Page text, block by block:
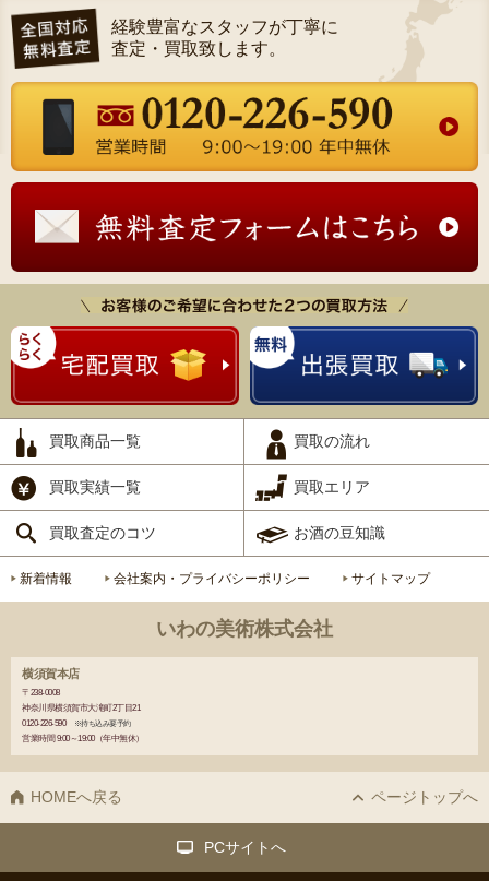
経験豊富なスタッフが丁寧に
査定・買取致します。
買取商品一覧 買取の流れ
買取実績一覧 買取エリア
買取査定のコツ お酒の豆知識
新着情報 会社案内・プライバシーポリシー サイトマップ
いわの美術株式会社
横須賀本店
〒238-0008
神奈川県横須賀市大滝町2丁目21
0120-226-590
※持ち込み要予約
営業時間 9:00～19:00（年中無休）
HOMEへ戻る ページトップへ
PCサイトへ